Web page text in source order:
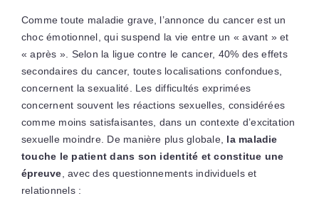
Comme toute maladie grave, l’annonce du cancer est un
choc émotionnel, qui suspend la vie entre un « avant » et
« après ». Selon la ligue contre le cancer, 40% des effets
secondaires du cancer, toutes localisations confondues,
concernent la sexualité. Les difficultés exprimées
concernent souvent les réactions sexuelles, considérées
comme moins satisfaisantes, dans un contexte d’excitation
sexuelle moindre. De manière plus globale, la maladie
touche le patient dans son identité et constitue une
épreuve , avec des questionnements individuels et
relationnels :